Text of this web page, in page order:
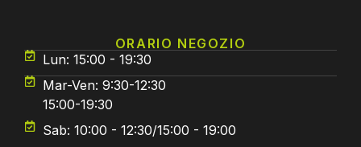
ORARIO NEGOZIO
Lun: 15:00 - 19:30
Mar-Ven: 9:30-12:30
15:00-19:30
Sab: 10:00 - 12:30/15:00 - 19:00